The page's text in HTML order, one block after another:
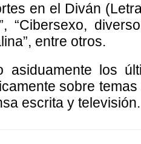
en el Diván
“Cibersexo,
entre otros.
asiduamente los
sobre
escrita y televisión.